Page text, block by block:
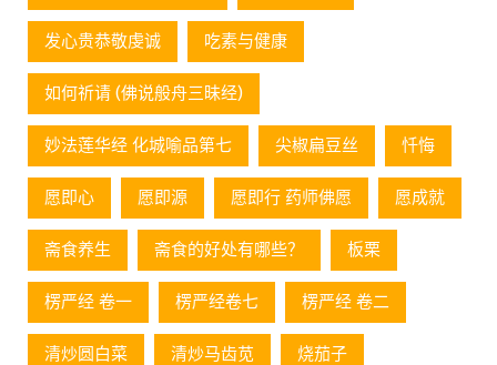
发心贵恭敬虔诚 吃素与健康
如何祈请 (佛说般舟三昧经)
妙法莲华经 化城喻品第七 尖椒扁豆丝 忏悔
愿即心 愿即源 愿即行 药师佛愿 愿成就
斋食养生 斋食的好处有哪些？ 板栗
楞严经 卷一 楞严经卷七 楞严经 卷二
清炒圆白菜 清炒马齿苋 烧茄子